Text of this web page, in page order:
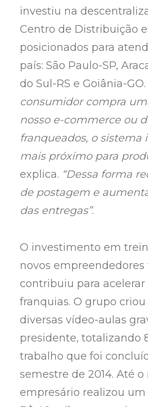
investiu na
Centro de Distribuição
posicionados para
país: São Paulo-SP,
do Sul-RS e Goiânia-GO.
consumidor compra
nosso e-commerce ou
franqueados, o sistema
mais próximo para
explica. “Dessa forma
de postagem e
das entregas”.
O investimento em
novos
contribuiu para acelerar
franquias. O grupo
diversas vídeo-aulas
presidente, totalizando
trabalho que foi
semestre de 2014. Até
empresário realizou